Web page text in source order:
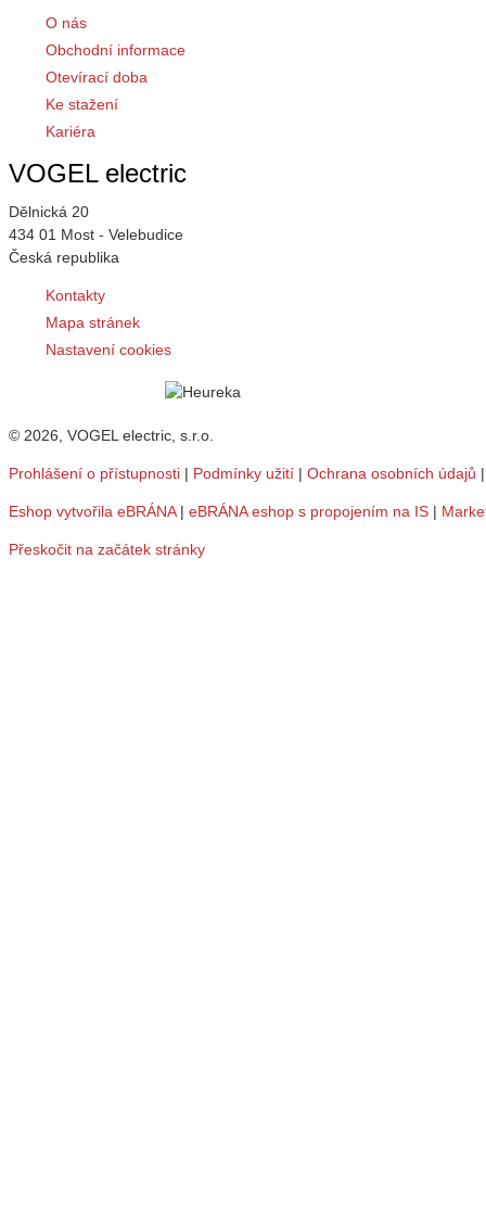
O nás
Obchodní informace
Otevírací doba
Ke stažení
Kariéra
VOGEL electric
Dělnická 20
434 01 Most - Velebudice
Česká republika
Kontakty
Mapa stránek
Nastavení cookies
© 2026, VOGEL electric, s.r.o.
Prohlášení o přístupnosti | Podmínky užití | Ochrana osobních údajů
Eshop vytvořila eBRÁNA| eBRÁNA eshop s propojením na IS |
Přeskočit na začátek stránky